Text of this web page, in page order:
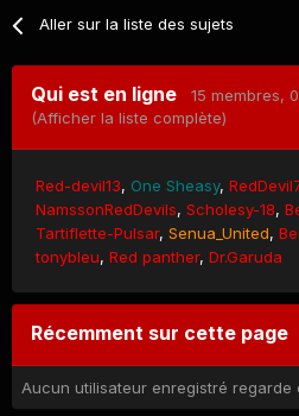
Aller sur la liste des sujets
Qui est en ligne 15 membres,
(Afficher la liste complète)
Red-devil13 One Sheasy
NamssonRedDevils Scholesy-18
Tartiflette-Pulsar Senua_United
tonybleu Red panther Dr.Garuda
Récemment sur cette page
Aucun utilisateur enregistré regarde